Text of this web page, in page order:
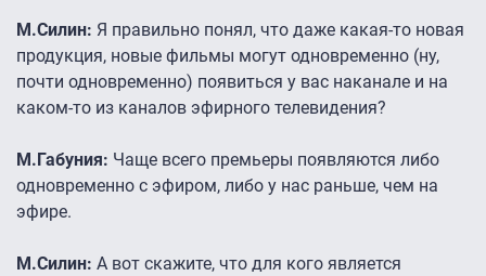
М.Силин: Я правильно понял, что даже какая-то новая
продукция, новые фильмы могут одновременно (ну,
почти одновременно) появиться у вас наканале и на
каком-то из каналов эфирного телевидения?
М.Габуния: Чаще всего премьеры появляются либо
одновременно с эфиром, либо у нас раньше, чем на
эфире.
М.Силин: А вот скажите, что для кого является